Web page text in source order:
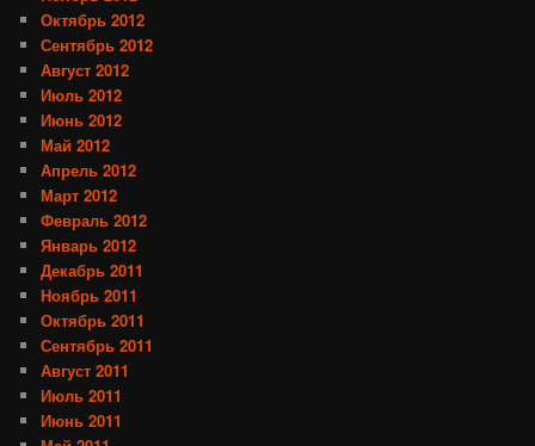
Октябрь 2012
Сентябрь 2012
Август 2012
Июль 2012
Июнь 2012
Май 2012
Апрель 2012
Март 2012
Февраль 2012
Январь 2012
Декабрь 2011
Ноябрь 2011
Октябрь 2011
Сентябрь 2011
Август 2011
Июль 2011
Июнь 2011